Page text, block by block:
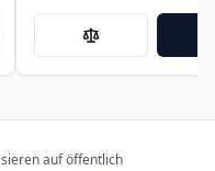
auf öffentlich